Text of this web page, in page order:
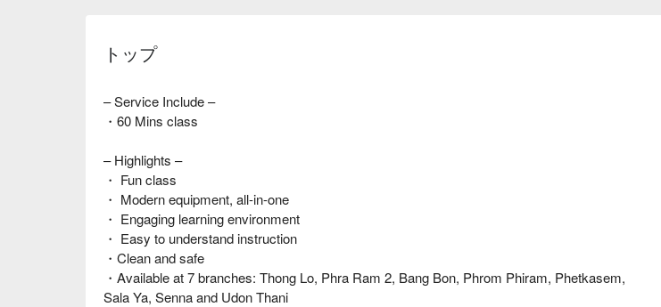
トップ
– Service Include –
・60 Mins class
– Highlights –
・ Fun class
・ Modern equipment, all-in-one
・ Engaging learning environment
・ Easy to understand instruction
・Clean and safe
・Available at 7 branches: Thong Lo, Phra Ram 2, Bang Bon, Phrom Phiram, Phetkasem,
Sala Ya, Senna and Udon Thani